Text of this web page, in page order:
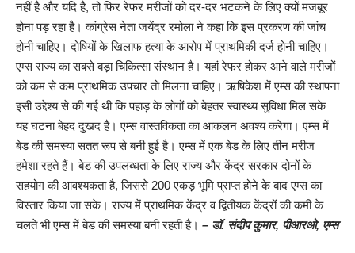
नहीं है और यदि है, तो फिर रेफर मरीजों को दर-दर भटकने के लिए क्यों मजबूर
होना पड़ रहा है। कांग्रेस नेता जयेंद्र रमोला ने कहा कि इस प्रकरण की जांच
होनी चाहिए। दोषियों के खिलाफ हत्या के आरोप में प्राथमिकी दर्ज होनी चाहिए।
एम्स राज्य का सबसे बड़ा चिकित्सा संस्थान है। यहां रेफर होकर आने वाले मरीजों
को कम से कम प्राथमिक उपचार तो मिलना चाहिए। ऋषिकेश में एम्स की स्थापना
इसी उद्देश्य से की गई थी कि पहाड़ के लोगों को बेहतर स्वास्थ्य सुविधा मिल सके
यह घटना बेहद दुखद है। एम्स वास्तविकता का आकलन अवश्य करेगा। एम्स में
बेड की समस्या सतत रूप से बनी हुई है। एम्स में एक बेड के लिए तीन मरीज
हमेशा रहते हैं। बेड की उपलब्धता के लिए राज्य और केंद्र सरकार दोनों के
सहयोग की आवश्यकता है, जिससे 200 एकड़ भूमि प्राप्त होने के बाद एम्स का
विस्तार किया जा सके। राज्य में प्राथमिक केंद्र व द्वितीयक केंद्रों की कमी के
चलते भी एम्स में बेड की समस्या बनी रहती है। – डॉ. संदीप कुमार, पीआरओ, एम्स